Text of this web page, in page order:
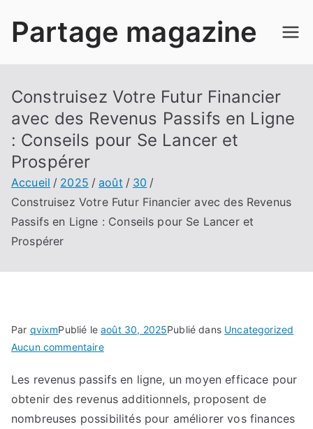
Partage magazine
Construisez Votre Futur Financier
avec des Revenus Passifs en Ligne
: Conseils pour Se Lancer et
Prospérer
Accueil 2025 août
30
Construisez Votre Futur Financier avec des Revenus
Passifs en Ligne : Conseils pour Se Lancer et
Prospérer
Par qvixmPublié leaoût 30, 2025Publié dans Uncategorized
Aucun commentairesur
Votre
Futur
Financier
Les revenus passifs en ligne, un moyen efficace pour
obtenir des revenus additionnels, proposent de
nombreuses possibilités pour améliorer vos finances